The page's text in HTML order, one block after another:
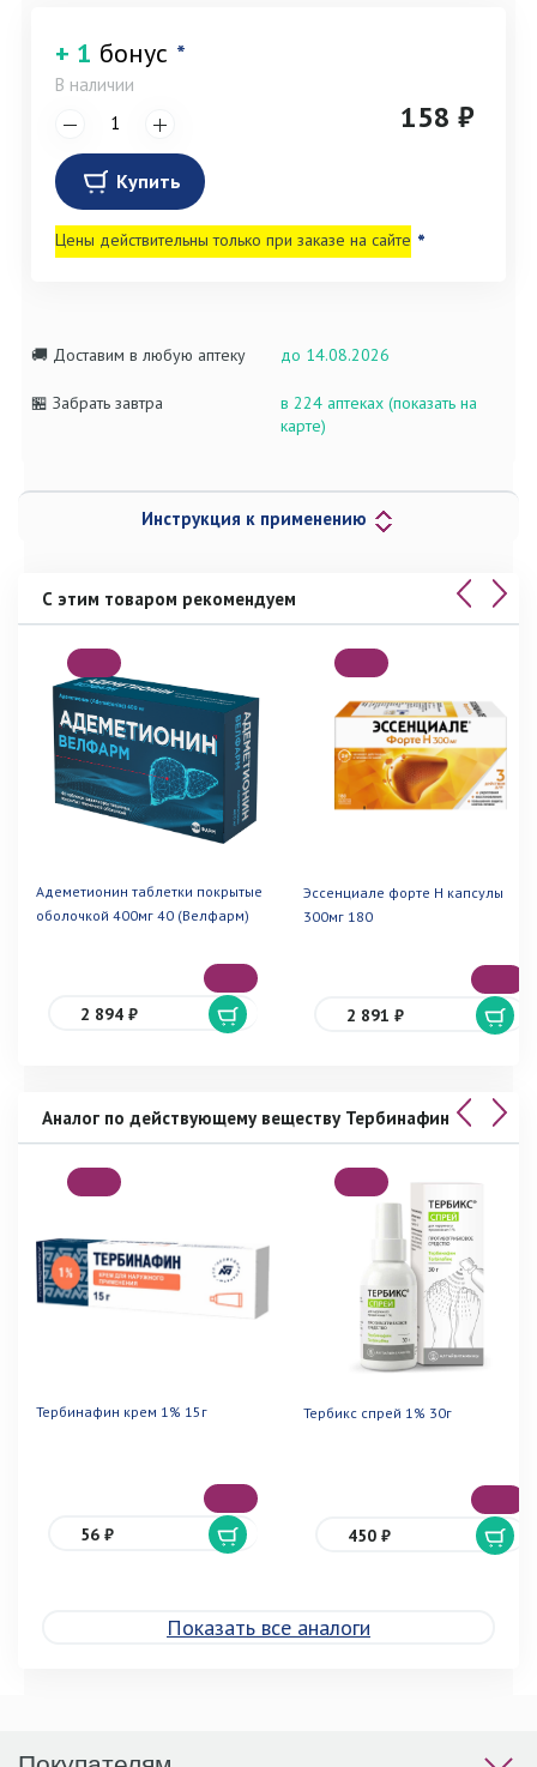
+ 1 бонус *
В наличии
158 ₽
Купить
Цены действительны только при заказе на сайте *
🚚 Доставим в любую аптеку до 14.08.2026
🏪 Забрать завтра
в 224 аптеках (показать на
карте)
Инструкция к применению
С этим товаром рекомендуем
Адеметионин таблетки покрытые
оболочкой 400мг 40 (Велфарм)
2 894 ₽
Эссенциале форте Н капсулы
300мг 180
2 891 ₽
Аналог по действующему веществу Тербинафин
Тербинафин крем 1% 15г
56 ₽
Тербикс спрей 1% 30г
450 ₽
Показать все аналоги